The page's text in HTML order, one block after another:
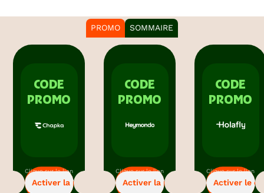
PROMO SOMMAIRE
CODE
PROMO
Activer la promo
-5%
Clique sur le lien
pour bénéficier
CODE
PROMO
Activer la promo
-5%
Clique sur le lien
pour bénéficier
CODE
PROMO
Activer le
-5%
Clique sur le lien
pour obtenir le